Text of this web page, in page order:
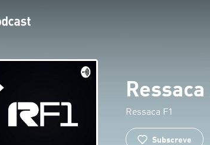
Ressaca
Ressaca F1
Subscreve